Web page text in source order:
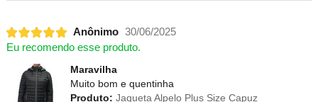
Anônimo 30/06/2025
Eu recomendo esse produto.
Maravilha
Muito bom e quentinha
Produto: Jaqueta Alpelo Plus Size Capuz